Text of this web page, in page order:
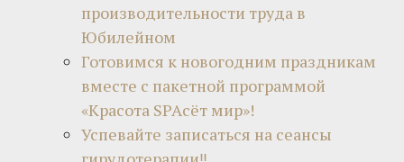
производительности труда в
Юбилейном
Готовимся к новогодним праздникам
вместе с пакетной программой
«Красота SPAсёт мир»!
Успевайте записаться на сеансы